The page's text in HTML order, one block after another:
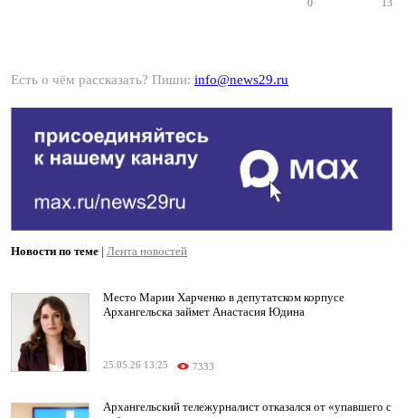
0 13
Есть о чём рассказать? Пиши: info@news29.ru
Новости по теме | Лента новостей
Место Марии Харченко в депутатском корпусе
Архангельска займет Анастасия Юдина
25.05.26 13:25 7333
Архангельский тележурналист отказался от «упавшего с